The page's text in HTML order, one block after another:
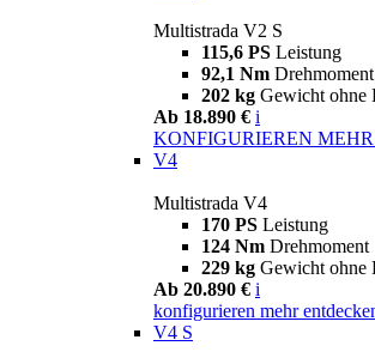
Multistrada V2 S
115,6 PS Leistung
92,1 Nm Drehmoment
202 kg Gewicht ohne
Ab 18.890 € i
KONFIGURIEREN
V4
Multistrada V4
170 PS Leistung
124 Nm Drehmoment
229 kg Gewicht ohne
Ab 20.890 € i
konfigurieren mehr
V4 S